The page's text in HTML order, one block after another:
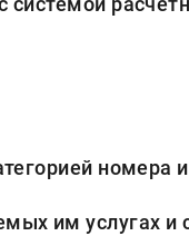
номера
им услугах